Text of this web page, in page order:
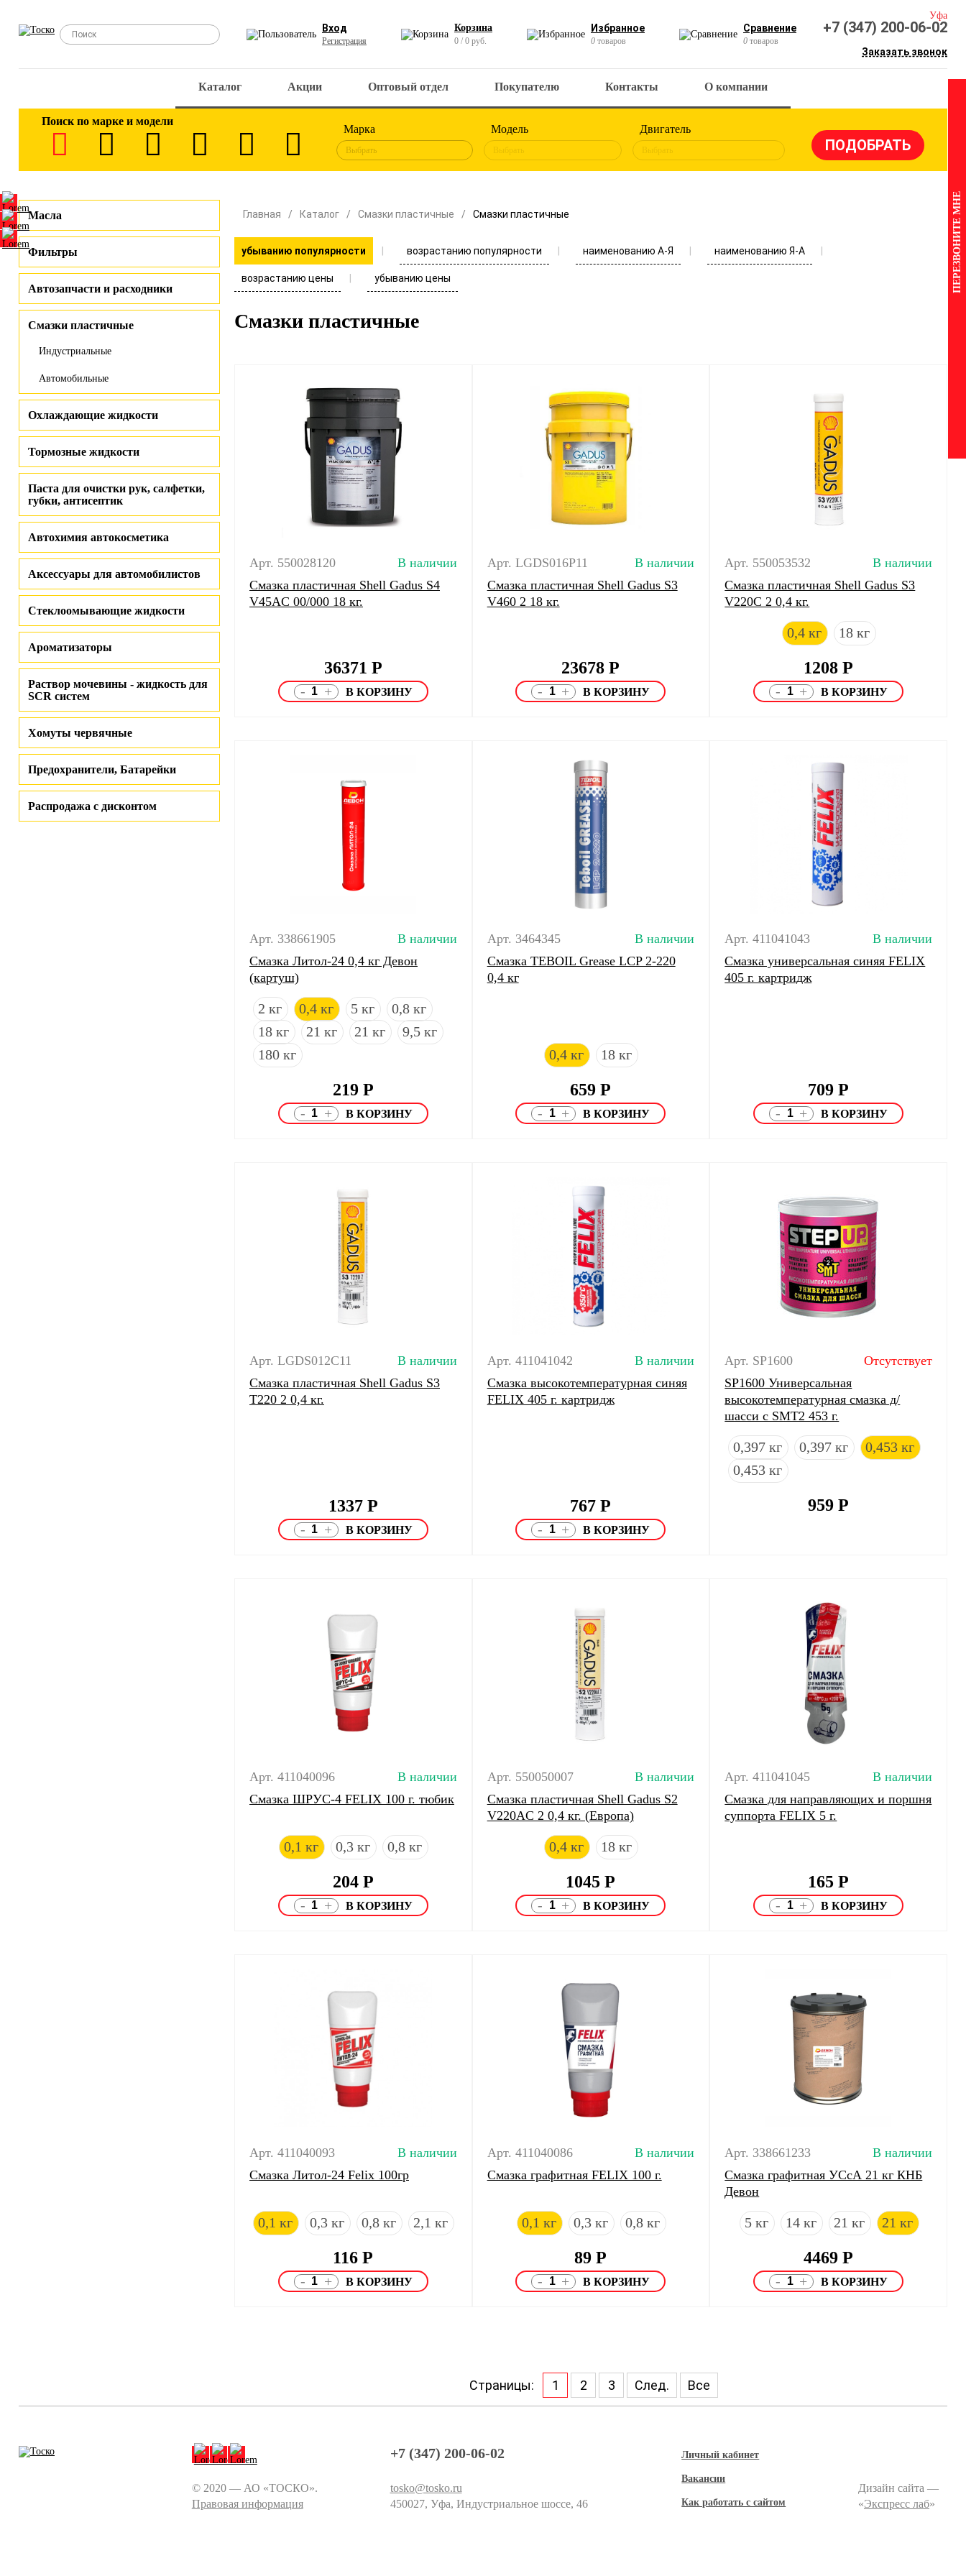
Вход
Регистрация
Корзина
0 / 0 руб.
Избранное
0 товаров
Сравнение
0 товаров
Уфа
+7 (347) 200-06-02
Заказать звонок
Каталог Акции Оптовый отдел Покупателю Контакты О компании
Поиск по марке и модели
Марка
Выбрать
Модель
Выбрать
Двигатель
Выбрать
Масла
Фильтры
Автозапчасти и расходники
Смазки пластичные
Индустриальные
Автомобильные
Охлаждающие жидкости
Тормозные жидкости
Паста для очистки рук, салфетки,
губки, антисептик
Автохимия автокосметика
Аксессуары для автомобилистов
Стеклоомывающие жидкости
Ароматизаторы
Раствор мочевины - жидкость для
SCR систем
Хомуты червячные
Предохранители, Батарейки
Распродажа с дисконтом
Главная Каталог Смазки пластичные Смазки пластичные
убыванию популярности возрастанию популярности наименованию А-Я наименованию Я-А
возрастанию цены убыванию цены
Смазки пластичные
Арт. 550028120
В наличии
Смазка пластичная Shell Gadus S4
V45AC 00/000 18 кг.
36371 Р
- +
Арт. LGDS016P11
В наличии
Смазка пластичная Shell Gadus S3
V460 2 18 кг.
23678Р
- +
Арт. 550053532
В наличии
Смазка пластичная Shell Gadus S3
V220C 2 0,4 кг.
0,4 кг 18 кг
1208Р
- +
Арт. 338661905
В наличии
Смазка Литол-24 0,4 кг Девон
(картуш)
2 кг 0,4 кг 5 кг
0,8 кг
18 кг
21 кг 21 кг
9,5 кг
180 кг
219 Р
- +
Арт. 3464345
В наличии
Смазка TEBOIL Grease LCP 2-220
0,4 кг
0,4 кг 18 кг
659Р
- +
Арт. 411041043
В наличии
Смазка универсальная синяя FELIX
405 г. картридж
709Р
- +
Арт. LGDS012C11
В наличии
Смазка пластичная Shell Gadus S3
T220 2 0,4 кг.
1337 Р
- +
Арт. 411041042
В наличии
Смазка высокотемпературная синяя
FELIX 405 г. картридж
767Р
- +
Арт. SP1600
Отсутствует
SP1600 Универсальная
высокотемпературная смазка д/
шасси с SMT2 453 г.
0,397 кг 0,397 кг
0,453 кг
0,453 кг
959Р
Арт. 411040096
В наличии
Смазка ШРУС-4 FELIX 100 г. тюбик
0,1 кг 0,3 кг 0,8 кг
204 Р
- +
Арт. 550050007
В наличии
Смазка пластичная Shell Gadus S2
V220AC 2 0,4 кг. (Европа)
0,4 кг 18 кг
1045Р
- +
Арт. 411041045
В наличии
Смазка для направляющих и поршня
суппорта FELIX 5 г.
165Р
- +
Арт. 411040093
В наличии
Смазка Литол-24 Felix 100гр
0,1 кг 0,3 кг 0,8 кг 2,1 кг
116Р
- +
Арт. 411040086
В наличии
Смазка графитная FELIX 100 г.
0,1 кг 0,3 кг 0,8 кг
89Р
- +
Арт. 338661233
В наличии
Смазка графитная УСсА 21 кг КНБ
Девон
5 кг 14 кг 21 кг 21 кг
4469Р
- +
Страницы: 1 2 3 След. Все
© 2020 — АО «ТОСКО».
Правовая информация
+7 (347) 200-06-02
tosko@tosko.ru
450027, Уфа, Индустриальное шоссе, 46
Личный кабинет
Вакансии
Как работать с сайтом
Дизайн сайта —
«Экспресс лаб»
ПЕРЕЗВОНИТЕ МНЕ